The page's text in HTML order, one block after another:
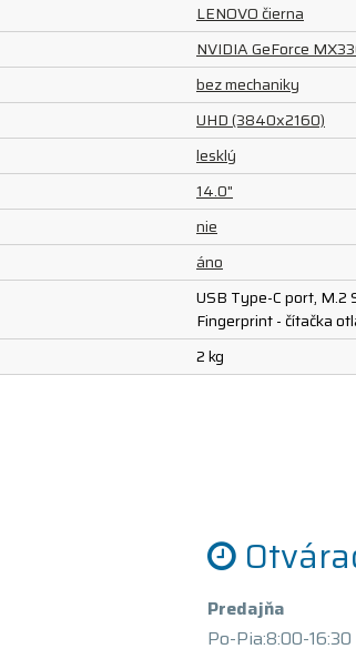
LENOVO čierna
NVIDIA GeForce
bez mechaniky
UHD (3840x2160)
lesklý
14.0"
nie
áno
USB Type-C port,
Fingerprint - čítačka
2 kg
Predajňa
Po-Pia:8:00-16:30